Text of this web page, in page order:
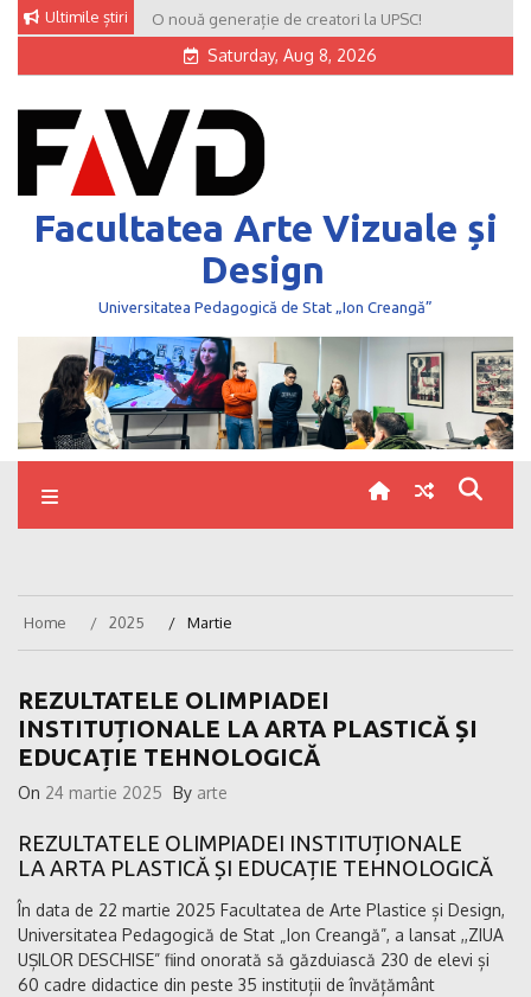
Skip
Ultimile știri O nouă generație de creatori la UPSC!
Saturday, Aug 8, 2026
Facultatea Arte Vizuale și
Design
Universitatea Pedagogică de Stat „Ion Creangă”
Home 2025 Martie
REZULTATELE OLIMPIADEI
INSTITUȚIONALE LA ARTA PLASTICĂ ȘI
EDUCAȚIE TEHNOLOGICĂ
On 24 martie 2025 By arte
REZULTATELE OLIMPIADEI INSTITUȚIONALE
LA ARTA PLASTICĂ ȘI EDUCAȚIE TEHNOLOGICĂ
În data de 22 martie 2025 Facultatea de Arte Plastice și Design,
Universitatea Pedagogică de Stat „Ion Creangă”, a lansat ,,ZIUA
UȘILOR DESCHISE” fiind onorată să găzduiască 230 de elevi și
60 cadre didactice din peste 35 instituții de învățământ